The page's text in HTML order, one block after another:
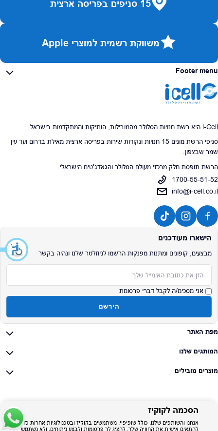
15 סניפים בפריסה ארצית
משווקת רשמית למוצרי Apple
Footer menu
i-Cell היא רשת חנויות הסלולר מהמובילות, הותיקות והמתקדמות בישראל.
סניפי הרשת מונים 15 חנויות ונקודות שירות בפריסה ארצית מאילת בדרום ועד עין
שמר שבצפון.
הרשת תופסת חלק מרכזי מעולם הסלולר והגאדג'טים הישראלי.
1700-55-51-52
info@i-cell.co.il
הישארו מעודכנים
מבצעים, קופונים ומתנות מפנקות הרשמו לניוזלטר שלנו ונהיה בקשר
אני מסכימ/ה לקבל דברי פרסומת
הירשם
מפת האתר
המותגים שלנו
מוצרים מובילים
הסכמה לקוקיז
אנחנו והשותפים שלנו, כולל שופיפיי, משתמשים בקוקיז ובטכנולוגיות אחרות כדי
להתאים אישית את החוויה שלך, להציג לך פרסומות ולבצע ניתוחים, ולא נשתמש